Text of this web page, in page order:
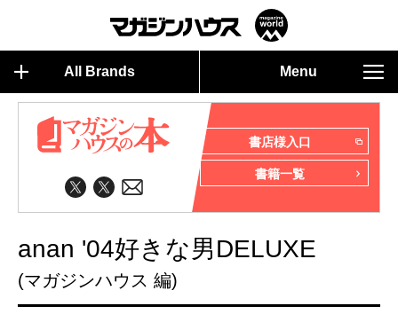
All Brands Menu
書店様入口
書籍一覧
anan '04好きな男DELUXE
(マガジンハウス 編)